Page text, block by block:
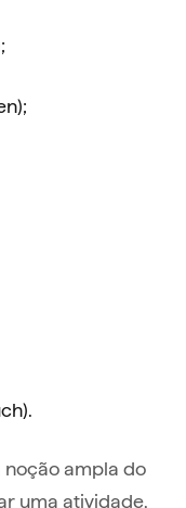
ampla do
uma atividade,